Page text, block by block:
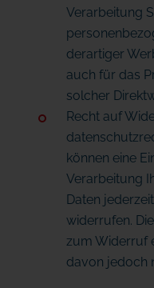
Verarbeitung
derartiger
auch für das
solcher
Recht auf
können eine
Verarbeitung
Daten
widerrufen.
zum Widerruf
davon jedoch